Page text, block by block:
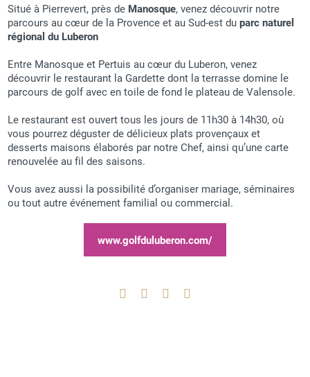
Situé à Pierrevert, près de Manosque, venez découvrir notre
parcours au cœur de la Provence et au Sud-est duparc naturel
régional du Luberon
Entre Manosque et Pertuis au cœur du Luberon, venez
découvrir le restaurant la Gardette dont la terrasse domine le
parcours de golf avec en toile de fond le plateau de Valensole.
Le restaurant est ouvert tous les jours de 11h30 à 14h30, où
vous pourrez déguster de délicieux plats provençaux et
desserts maisons élaborés par notre Chef, ainsi qu’une carte
renouvelée au fil des saisons.
Vous avez aussi la possibilité d’organiser mariage, séminaires
ou tout autre événement familial ou commercial.
www.golfduluberon.com/